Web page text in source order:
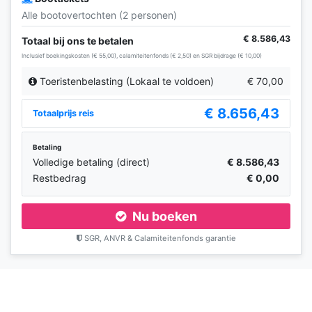
Alle bootovertochten (2 personen)
Totaal bij ons te betalen € 8.586,43
Inclusief boekingskosten (€ 55,00), calamiteitenfonds (€ 2,50) en SGR bijdrage (€ 10,00)
Toeristenbelasting (Lokaal te voldoen) € 70,00
Totaalprijs reis € 8.656,43
Betaling
Volledige betaling (direct)
€ 8.586,43
Restbedrag
€ 0,00
Nu boeken
SGR, ANVR & Calamiteitenfonds garantie